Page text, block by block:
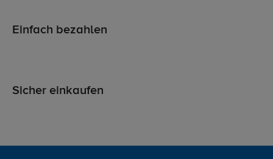
Einfach bezahlen
Sicher einkaufen